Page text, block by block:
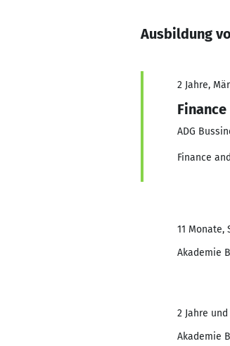
Ausbildung
2 Jahre,
Finance
ADG
Finance
11 Monate,
Akademie
2 Jahre
Akademie